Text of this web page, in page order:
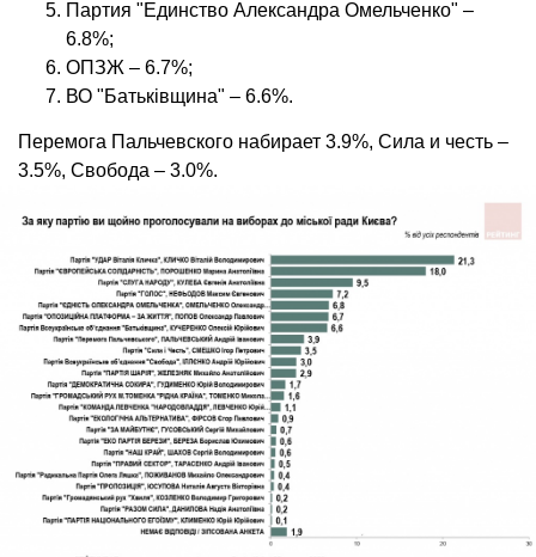
Партия "Единство Александра Омельченко" –
6.8%;
ОПЗЖ – 6.7%;
ВО "Батьківщина" – 6.6%.
Перемога Пальчевского набирает 3.9%, Сила и честь –
3.5%, Свобода – 3.0%.